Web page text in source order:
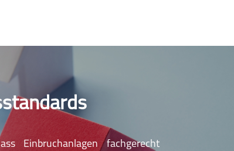
Einbruchanlagen fachgerecht